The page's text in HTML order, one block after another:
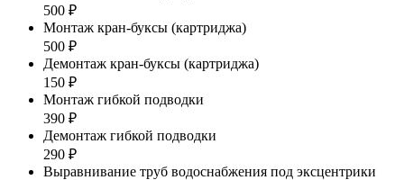
500 ₽
Монтаж кран-буксы (картриджа)
500 ₽
Демонтаж кран-буксы (картриджа)
150 ₽
Монтаж гибкой подводки
390 ₽
Демонтаж гибкой подводки
290 ₽
Выравнивание труб водоснабжения под эксцентрики